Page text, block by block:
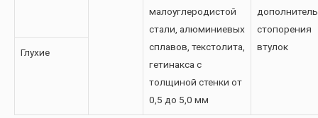
малоуглеродистой
стали, алюминиевых
сплавов, текстолита,
гетинакса с
толщиной стенки от
0,5 до 5,0 мм
стопорения
втулок
Глухие